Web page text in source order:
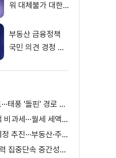
워 대체불가 대한
부동산 금융정책
국민 의견 경청 토
서울 낮 기온 39도···태풍 '돌핀' 경로 변수
ISA 국내투자 전액 비과세···월세 세액공제 확대
국가자산기본법 제정 추진···부동산·주식 등 통합 관리
'26년 사이버성폭력 집중단속 중간성과 발표···향후 추진계획은?